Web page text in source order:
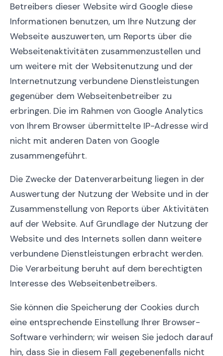
Betreibers dieser Website wird Google diese
Informationen benutzen, um Ihre Nutzung der
Webseite auszuwerten, um Reports über die
Webseitenaktivitäten zusammenzustellen und
um weitere mit der Websitenutzung und der
Internetnutzung verbundene Dienstleistungen
gegenüber dem Webseitenbetreiber zu
erbringen. Die im Rahmen von Google Analytics
von Ihrem Browser übermittelte IP-Adresse wird
nicht mit anderen Daten von Google
zusammengeführt.
Die Zwecke der Datenverarbeitung liegen in der
Auswertung der Nutzung der Website und in der
Zusammenstellung von Reports über Aktivitäten
auf der Website. Auf Grundlage der Nutzung der
Website und des Internets sollen dann weitere
verbundene Dienstleistungen erbracht werden.
Die Verarbeitung beruht auf dem berechtigten
Interesse des Webseitenbetreibers.
Sie können die Speicherung der Cookies durch
eine entsprechende Einstellung Ihrer Browser-
Software verhindern; wir weisen Sie jedoch darauf
hin, dass Sie in diesem Fall gegebenenfalls nicht